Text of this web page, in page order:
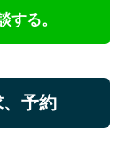
する。
予約